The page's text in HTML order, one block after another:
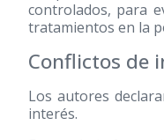
controlados, para
tratamientos en la
Conflictos de
Los autores
interés.